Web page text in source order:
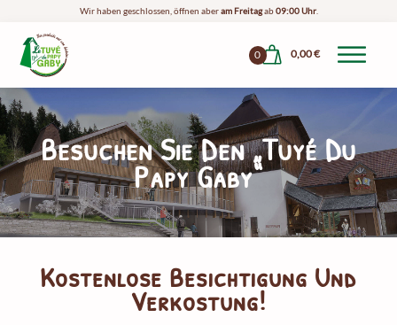
Wir haben geschlossen, öffnen aberam Freitagab09:00 Uhr.
0,00€
0
Besuchen Sie Den „Tuyé Du
Papy Gaby“
Kostenlose Besichtigung Und
Verkostung!